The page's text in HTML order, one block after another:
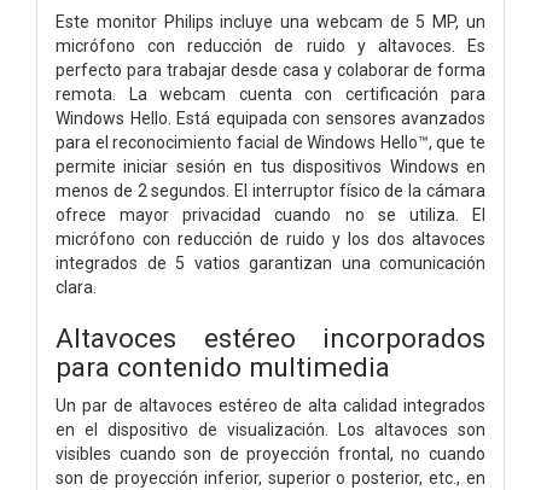
Este monitor Philips incluye una webcam de 5 MP, un
micrófono con reducción de ruido y altavoces. Es
perfecto para trabajar desde casa y colaborar de forma
remota. La webcam cuenta con certificación para
Windows Hello. Está equipada con sensores avanzados
para el reconocimiento facial de Windows Hello™, que te
permite iniciar sesión en tus dispositivos Windows en
menos de 2 segundos. El interruptor físico de la cámara
ofrece mayor privacidad cuando no se utiliza. El
micrófono con reducción de ruido y los dos altavoces
integrados de 5 vatios garantizan una comunicación
clara.
Altavoces estéreo incorporados
para contenido multimedia
Un par de altavoces estéreo de alta calidad integrados
en el dispositivo de visualización. Los altavoces son
visibles cuando son de proyección frontal, no cuando
son de proyección inferior, superior o posterior, etc., en